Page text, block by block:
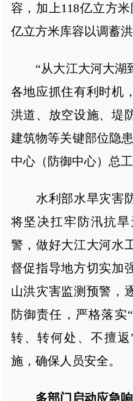
容，加上118亿立方
亿立方米库容以调蓄洪
“从大江大河大湖到
各地应抓住有利时机
洪道、放空设施、堤
建筑物等关键部位隐
中心（防御中心）总
水利部水旱灾害防
将坚决扛牢防汛抗
警，做好大江大河水
督促指导地方切实加
山洪灾害监测预警，
防御责任，严格落实
转、转何处、不擅
施，确保人员安全。
多部门启动应急响